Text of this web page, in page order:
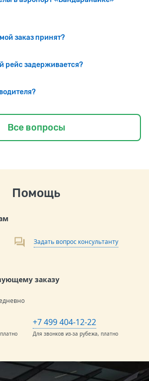
заказ принят?
рейс задерживается?
Все вопросы
Помощь
Задать вопрос консультанту
заказу
+7 499 404-12-22
Для звонков из-за рубежа, платно